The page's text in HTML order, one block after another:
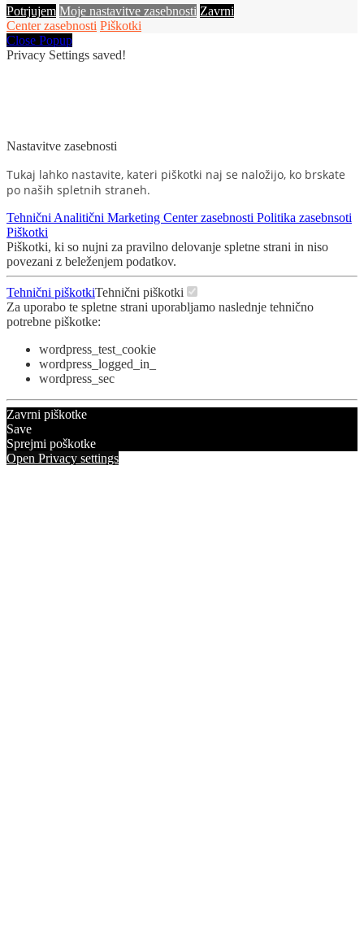
Potrjujem Moje nastavitve zasebnosti Zavrni
Center zasebnosti Piškotki
Close Popup
Privacy Settings saved!
Nastavitve zasebnosti
Tukaj lahko nastavite, kateri piškotki naj se naložijo, ko brskate
po naših spletnih straneh.
TehničniAnalitični Marketing Center zasebnosti Politika zasebnsoti
Piškotki
Piškotki, ki so nujni za pravilno delovanje spletne strani in niso
povezani z beleženjem podatkov.
Tehnični piškotkiTehnični piškotki
Za uporabo te spletne strani uporabljamo naslednje tehnično
potrebne piškotke:
wordpress_test_cookie
wordpress_logged_in_
wordpress_sec
Zavrni piškotke
Save
Sprejmi poškotke
Open Privacy settings